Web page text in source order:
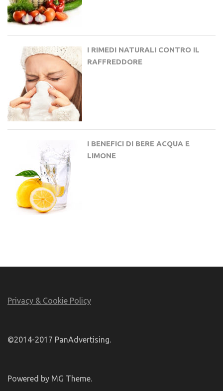
I RIMEDI NATURALI CONTRO IL
RAFFREDDORE
I BENEFICI DI BERE ACQUA E
LIMONE
Privacy & Cookie Policy
©2014-2017 PanAdvertising.
Powered by MG Theme.